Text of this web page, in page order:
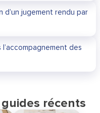
d’un jugement rendu par
des
récents